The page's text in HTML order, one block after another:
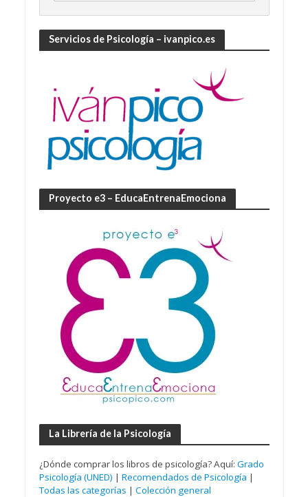
Servicios de Psicología – ivanpico.es
Proyecto e3 – EducaEntrenaEmociona
La Librería de la Psicología
¿Dónde comprar los libros de psicología? Aquí: Grado
Psicología (UNED) | Recomendados de Psicología |
Todas las categorías | Colección general